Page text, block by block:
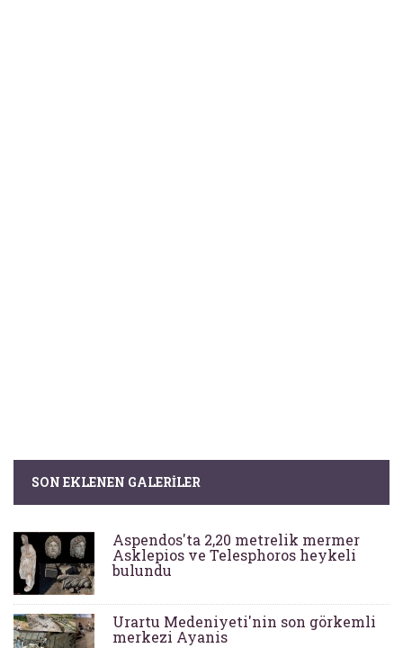
SON EKLENEN GALERILER
Aspendos'ta 2,20 metrelik mermer
Asklepios ve Telesphoros heykeli
bulundu
Urartu Medeniyeti'nin son görkemli
merkezi Ayanis